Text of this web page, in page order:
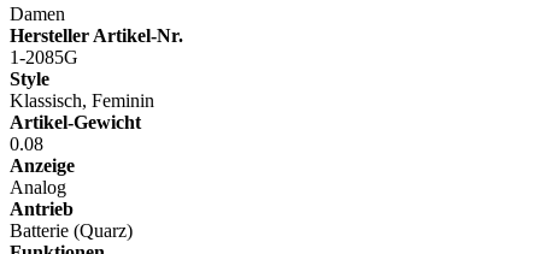
Damen
Hersteller Artikel-Nr.
1-2085G
Style
Klassisch, Feminin
Artikel-Gewicht
0.08
Anzeige
Analog
Antrieb
Batterie (Quarz)